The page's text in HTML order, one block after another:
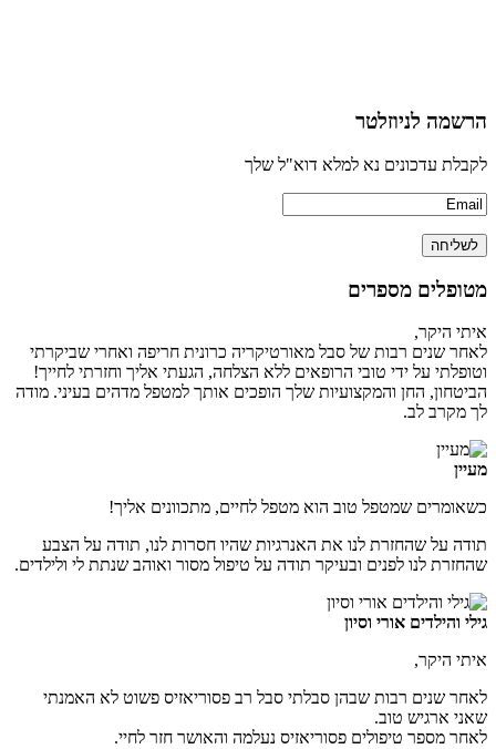
הרשמה לניוזלטר
לקבלת עדכונים נא למלא דוא"ל שלך
מטופלים מספרים
איתי היקר,
לאחר שנים רבות של סבל מאורטיקריה כרונית חריפה ואחרי שביקרתי
וטופלתי על ידי טובי הרופאים ללא הצלחה, הגעתי אליך וחזרתי לחייך!
הביטחון, החן והמקצועיות שלך הופכים אותך למטפל מדהים בעיני. מודה
לך מקרב לב.
מעיין
כשאומרים שמטפל טוב הוא מטפל לחיים, מתכוונים אליך!
תודה על שהחזרת לנו את האנרגיות שהיו חסרות לנו, תודה על הצבע
שהחזרת לנו לפנים ובעיקר תודה על טיפול מסור ואוהב שנתת לי ולילדים.
גילי והילדים אורי וסיון
איתי היקר,
לאחר שנים רבות שבהן סבלתי סבל רב פסוריאזיס פשוט לא האמנתי
שאני ארגיש טוב.
לאחר מספר טיפולים פסוריאזיס נעלמה והאושר חזר לחיי.